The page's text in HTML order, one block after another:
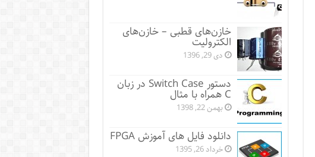
خازن‌های قطبی – خازن‌های
الکترولیت
دی 29, 1396
دستور Switch Case در زبان
C همراه با مثال
بهمن 22, 1398
دانلود فایل های آموزش FPGA
خرداد 26, 1395